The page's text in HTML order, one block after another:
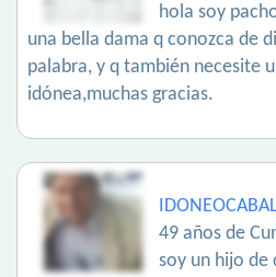
hola soy
una bella dama q conozca de
palabra, y q también necesite
idónea,muchas gracias.
49 años de
soy un hijo de